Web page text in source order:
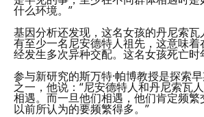
什么环境。”
基因分析还发现，这名女孩的丹尼索
有至少一名尼安德特人祖先，这意味着
经发生多次异种交配。这名女孩死亡时
参与新研究的斯万特·帕博教授是探索
之一，他说：“尼安德特人和丹尼索瓦
相遇。而一旦他们相遇，他们肯定频
以前所认为的要频繁得多。”